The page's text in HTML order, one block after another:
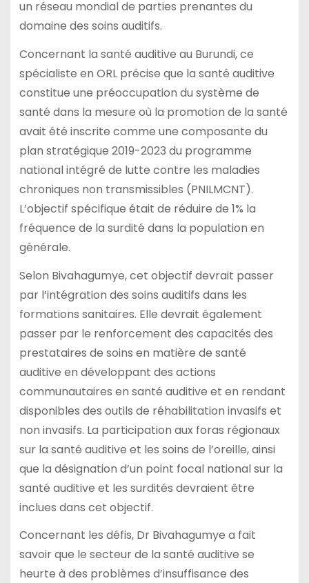
un réseau mondial de parties prenantes du
domaine des soins auditifs.
Concernant la santé auditive au Burundi, ce
spécialiste en ORL précise que la santé auditive
constitue une préoccupation du système de
santé dans la mesure où la promotion de la santé
avait été inscrite comme une composante du
plan stratégique 2019-2023 du programme
national intégré de lutte contre les maladies
chroniques non transmissibles (PNILMCNT).
L’objectif spécifique était de réduire de 1% la
fréquence de la surdité dans la population en
générale.
Selon Bivahagumye, cet objectif devrait passer
par l’intégration des soins auditifs dans les
formations sanitaires. Elle devrait également
passer par le renforcement des capacités des
prestataires de soins en matière de santé
auditive en développant des actions
communautaires en santé auditive et en rendant
disponibles des outils de réhabilitation invasifs et
non invasifs. La participation aux foras régionaux
sur la santé auditive et les soins de l’oreille, ainsi
que la désignation d’un point focal national sur la
santé auditive et les surdités devraient être
inclues dans cet objectif.
Concernant les défis, Dr Bivahagumye a fait
savoir que le secteur de la santé auditive se
heurte à des problèmes d’insuffisance des